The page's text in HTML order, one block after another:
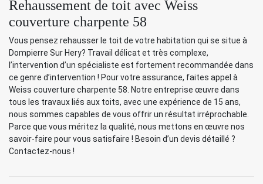
Rehaussement de toit avec Weiss
couverture charpente 58
Vous pensez rehausser le toit de votre habitation qui se situe à
Dompierre Sur Hery? Travail délicat et très complexe,
l’intervention d’un spécialiste est fortement recommandée dans
ce genre d’intervention ! Pour votre assurance, faites appel à
Weiss couverture charpente 58. Notre entreprise œuvre dans
tous les travaux liés aux toits, avec une expérience de 15 ans,
nous sommes capables de vous offrir un résultat irréprochable.
Parce que vous méritez la qualité, nous mettons en œuvre nos
savoir-faire pour vous satisfaire ! Besoin d’un devis détaillé ?
Contactez-nous !